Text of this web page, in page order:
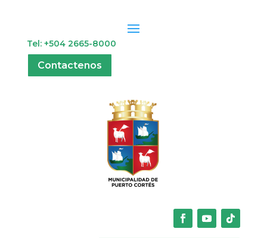
Tel: +504 2665-8000
Contactenos